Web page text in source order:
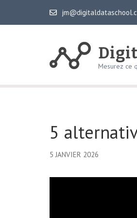
Mesurez ce
5
5 JANVIER 2026